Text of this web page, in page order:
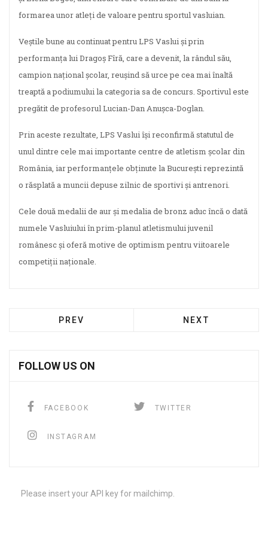
formarea unor atleți de valoare pentru sportul vasluian.
Veștile bune au continuat pentru LPS Vaslui și prin
performanța lui Dragoș Fîră, care a devenit, la rândul său,
campion național școlar, reușind să urce pe cea mai înaltă
treaptă a podiumului la categoria sa de concurs. Sportivul este
pregătit de profesorul Lucian-Dan Anușca-Doglan.
Prin aceste rezultate, LPS Vaslui își reconfirmă statutul de
unul dintre cele mai importante centre de atletism școlar din
România, iar performanțele obținute la București reprezintă
o răsplată a muncii depuse zilnic de sportivi și antrenori.
Cele două medalii de aur și medalia de bronz aduc încă o dată
numele Vasluiului în prim-planul atletismului juvenil
românesc și oferă motive de optimism pentru viitoarele
competiții naționale.
PREV NEXT
FOLLOW US ON
FACEBOOK TWITTER
INSTAGRAM
Please insert your API key for mailchimp.